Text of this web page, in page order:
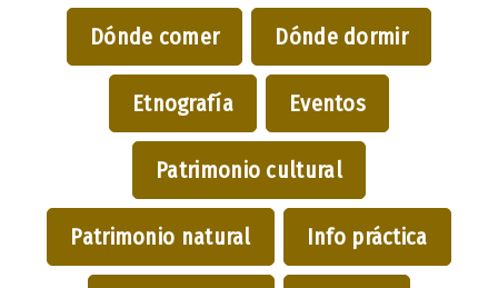
Dónde comer Dónde dormir
Etnografía Eventos
Patrimonio cultural
Patrimonio natural Info práctica